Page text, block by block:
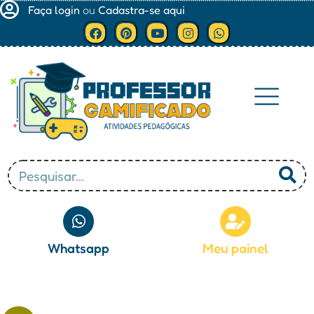
Faça login ou Cadastra-se aqui
Whatsapp Meu painel